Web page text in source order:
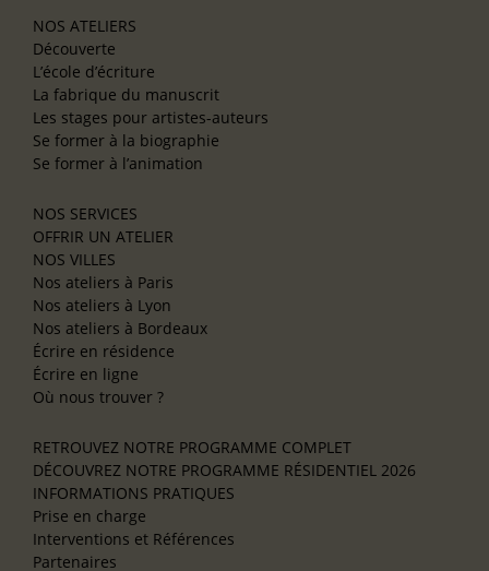
NOS ATELIERS
Découverte
L’école d’écriture
La fabrique du manuscrit
Les stages pour artistes-auteurs
Se former à la biographie
Se former à l’animation
NOS SERVICES
OFFRIR UN ATELIER
NOS VILLES
Nos ateliers à Paris
Nos ateliers à Lyon
Nos ateliers à Bordeaux
Écrire en résidence
Écrire en ligne
Où nous trouver ?
RETROUVEZ NOTRE PROGRAMME COMPLET
DÉCOUVREZ NOTRE PROGRAMME RÉSIDENTIEL 2026
INFORMATIONS PRATIQUES
Prise en charge
Interventions et Références
Partenaires